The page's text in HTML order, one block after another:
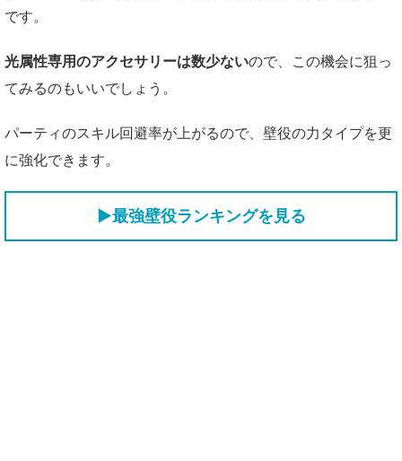
です。
光属性専用のアクセサリーは数少ないので、この機会に狙っ
てみるのもいいでしょう。
パーティのスキル回避率が上がるので、壁役の力タイプを更
に強化できます。
▶最強壁役ランキングを見る